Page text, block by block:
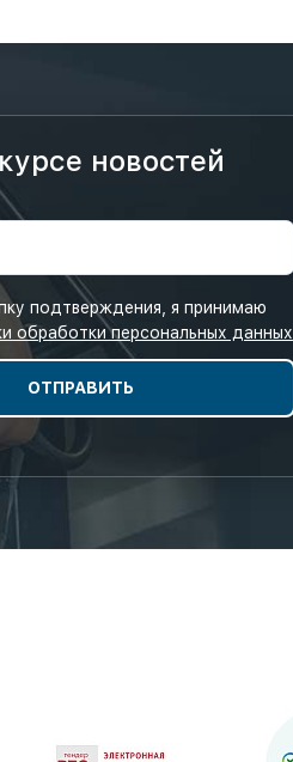
новостей
подтверждения, я принимаю
обработки персональных данных